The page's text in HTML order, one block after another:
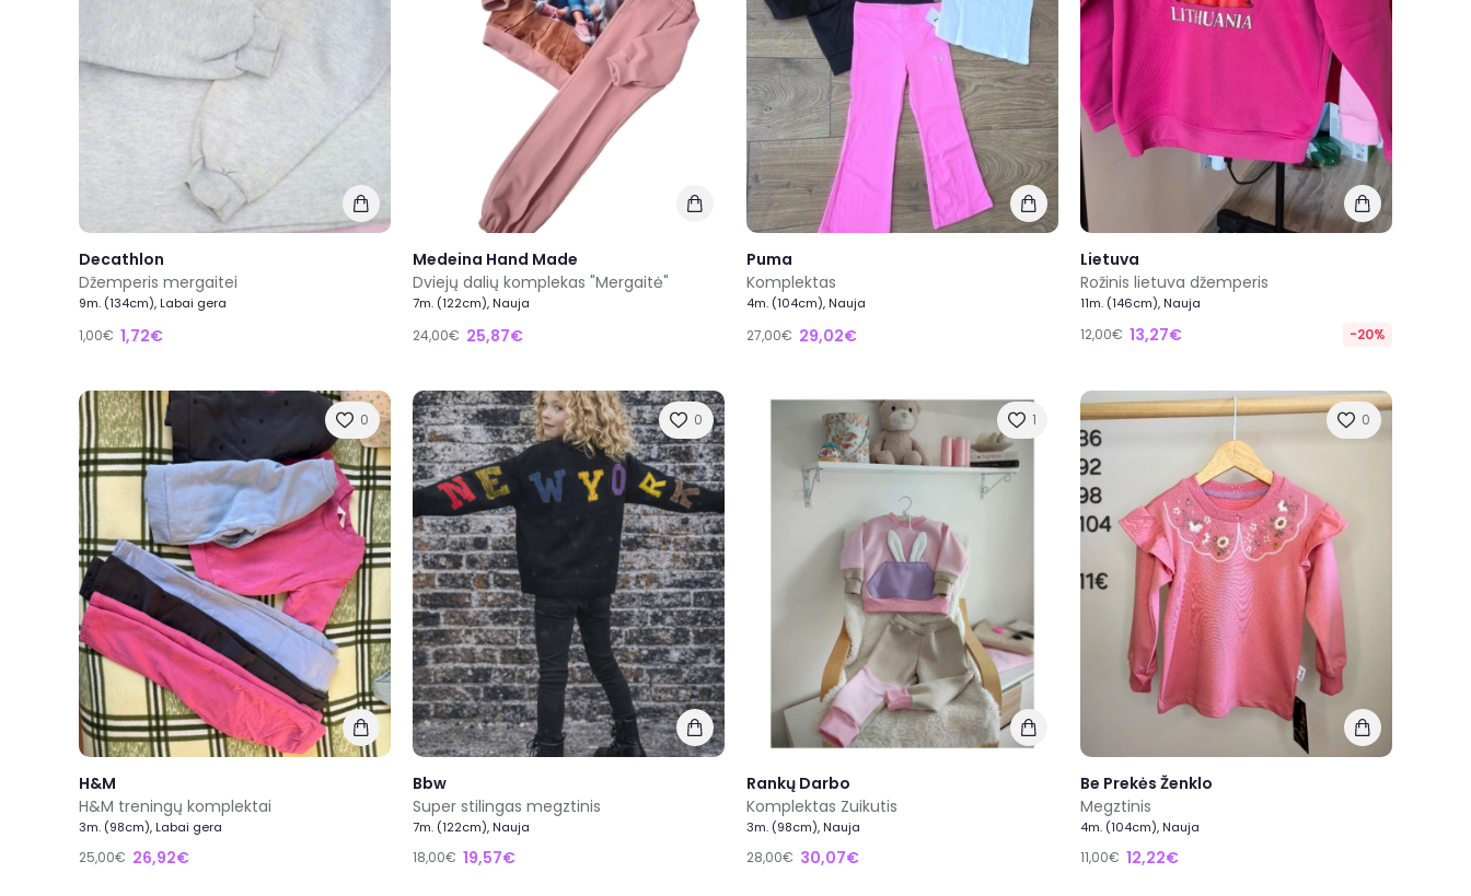
Decathlon
Džemperis mergaitei
9m. (134cm), Labai gera
1,00€ 1,72€
Medeina Hand Made
Dviejų dalių komplekas "Mergaitė"
7m. (122cm), Nauja
24,00€ 25,87€
Puma
Komplektas
4m. (104cm), Nauja
27,00€ 29,02€
Lietuva
Rožinis lietuva džemperis
11m. (146cm), Nauja
12,00€ 13,27€ -20%
0
H&M
H&M treningų komplektai
3m. (98cm), Labai gera
25,00€ 26,92€
0
Bbw
Super stilingas megztinis
7m. (122cm), Nauja
18,00€ 19,57€
1
Rankų Darbo
Komplektas Zuikutis
3m. (98cm), Nauja
28,00€ 30,07€
0
Be Prekės Ženklo
Megztinis
4m. (104cm), Nauja
11,00€ 12,22€